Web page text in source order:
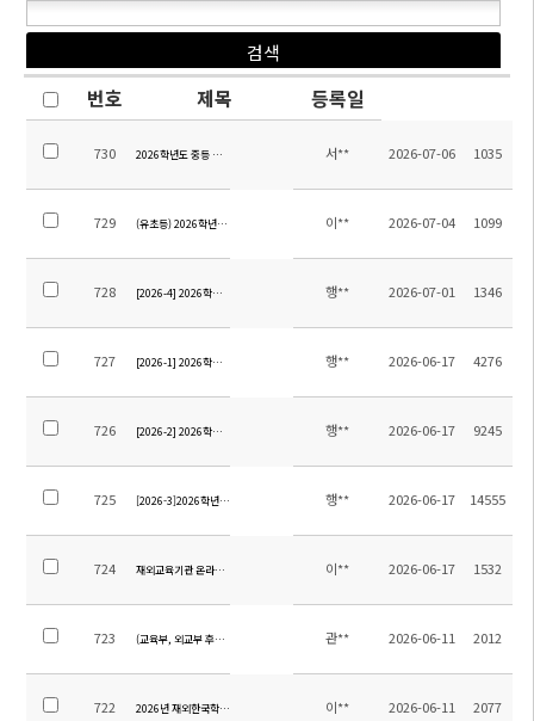
번호 제목 등록일
730 2026학년도 중등 영어 교재 안내 서** 2026-07-06 1035
729 (유초등) 2026학년도 여름방학계획(학년별) 이** 2026-07-04 1099
728 [2026-4] 2026학년도 12학년 졸업여행 위탁용역 업체 선정을 위한 입찰 재공고
행** 2026-07-01 1346
727 [2026-1] 2026학년도 9학년 졸업여행 위탁용역 업체 선정을 위한 입찰 공고
행** 2026-06-17 4276
726 [2026-2] 2026학년도 12학년 졸업여행 위탁용역 업체 선정을 위한 입찰 공고
행** 2026-06-17 9245
725 [2026-3]2026학년도 중등 현장체험학습 위탁용역 업체 선정을 위한 입찰 공고
행** 2026-06-17 14555
724 재외교육기관 온라인소식지 제13호 원고모집(7.8.까지)
이** 2026-06-17 1532
723 (교육부, 외교부 후원) 2026 내가 한국바로알리기 주인공 공모전 안내
관** 2026-06-11 2012
722 2026년 재외한국학교 학생 이야기 공모전 안내이** 2026-06-11 2077